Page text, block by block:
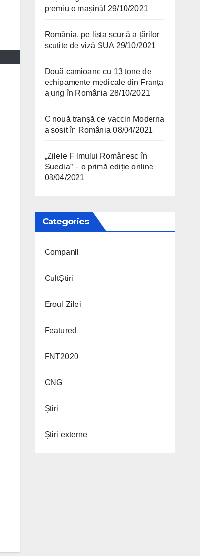
premiu o mașină! 29/10/2021
România, pe lista scurtă a țărilor
scutite de viză SUA 29/10/2021
Două camioane cu 13 tone de
echipamente medicale din Franța
ajung în România 28/10/2021
O nouă tranșă de vaccin Moderna
a sosit în România 08/04/2021
„Zilele Filmului Românesc în
Suedia” – o primă ediție online
08/04/2021
Categories
Companii
CultȘtiri
Eroul Zilei
Featured
FNT2020
ONG
Știri
Știri externe